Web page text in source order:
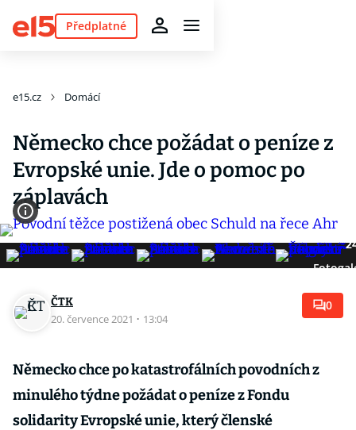
Předplatné
e15.cz Domácí
Německo chce požádat o peníze z
Evropské unie. Jde o pomoc po
záplavách
ČTK
20. července 2021 · 13:04
0
Německo chce po katastrofálních povodních z
minulého týdne požádat o peníze z Fondu
solidarity Evropské unie, který členské